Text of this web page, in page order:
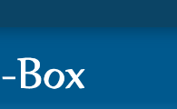
dans un appartement insalubre